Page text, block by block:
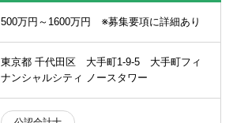
公認会計士試験合格向けの求人
USCPA（米国公認会計士）の求人
500万円～1600万円 ※募集要項に詳細あり
東京都 千代田区 大手町1-9-5 大手町フィ
ナンシャルシティ ノースタワー